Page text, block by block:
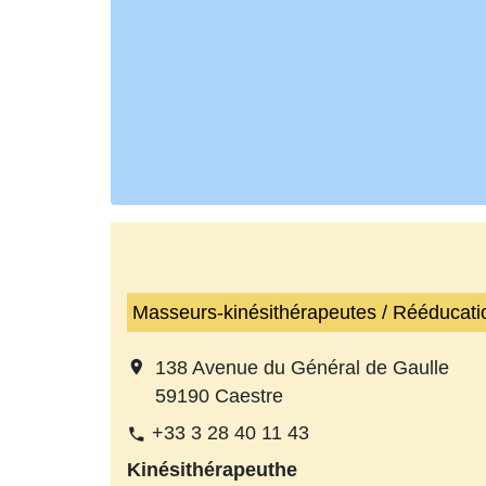
Masseurs-kinésithérapeutes /
location_on
138 Avenue du Général de Gaulle
59190 Caestre
phone +33 3 28 40 11 43
Kinésithérapeuthe